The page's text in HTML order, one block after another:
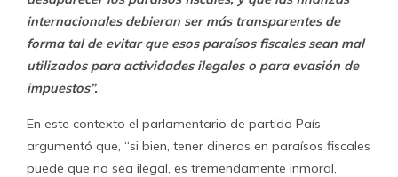
internacionales debieran ser más transparentes de
forma tal de evitar que esos paraísos fiscales sean mal
utilizados para actividades ilegales o para evasión de
impuestos”.
En este contexto el parlamentario de partido País
argumentó que, “si bien, tener dineros en paraísos fiscales
puede que no sea ilegal, es tremendamente inmoral,